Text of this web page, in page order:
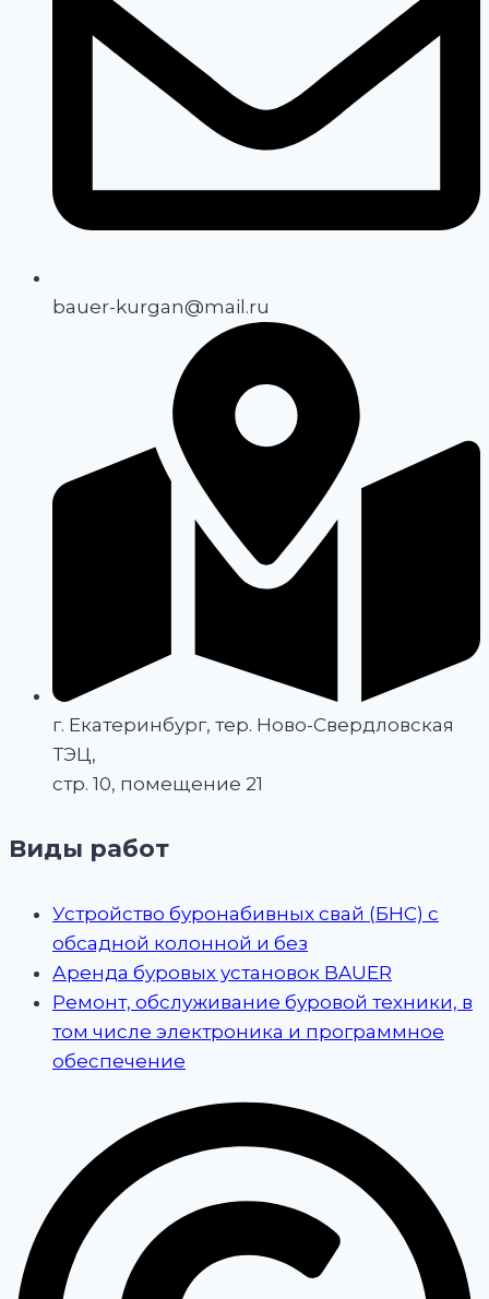
bauer-kurgan@mail.ru
г. Екатеринбург, тер. Ново-Свердловская
ТЭЦ,
стр. 10, помещение 21
Виды работ
Устройство буронабивных свай (БНС) с
обсадной колонной и без
Аренда буровых установок BAUER
Ремонт, обслуживание буровой техники, в
том числе электроника и программное
обеспечение